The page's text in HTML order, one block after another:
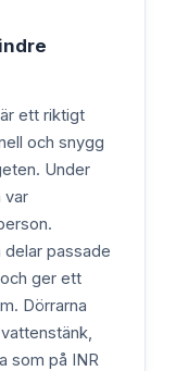
ett riktigt
och snygg
Under
var
delar passade
ger ett
Dörrarna
som på INR